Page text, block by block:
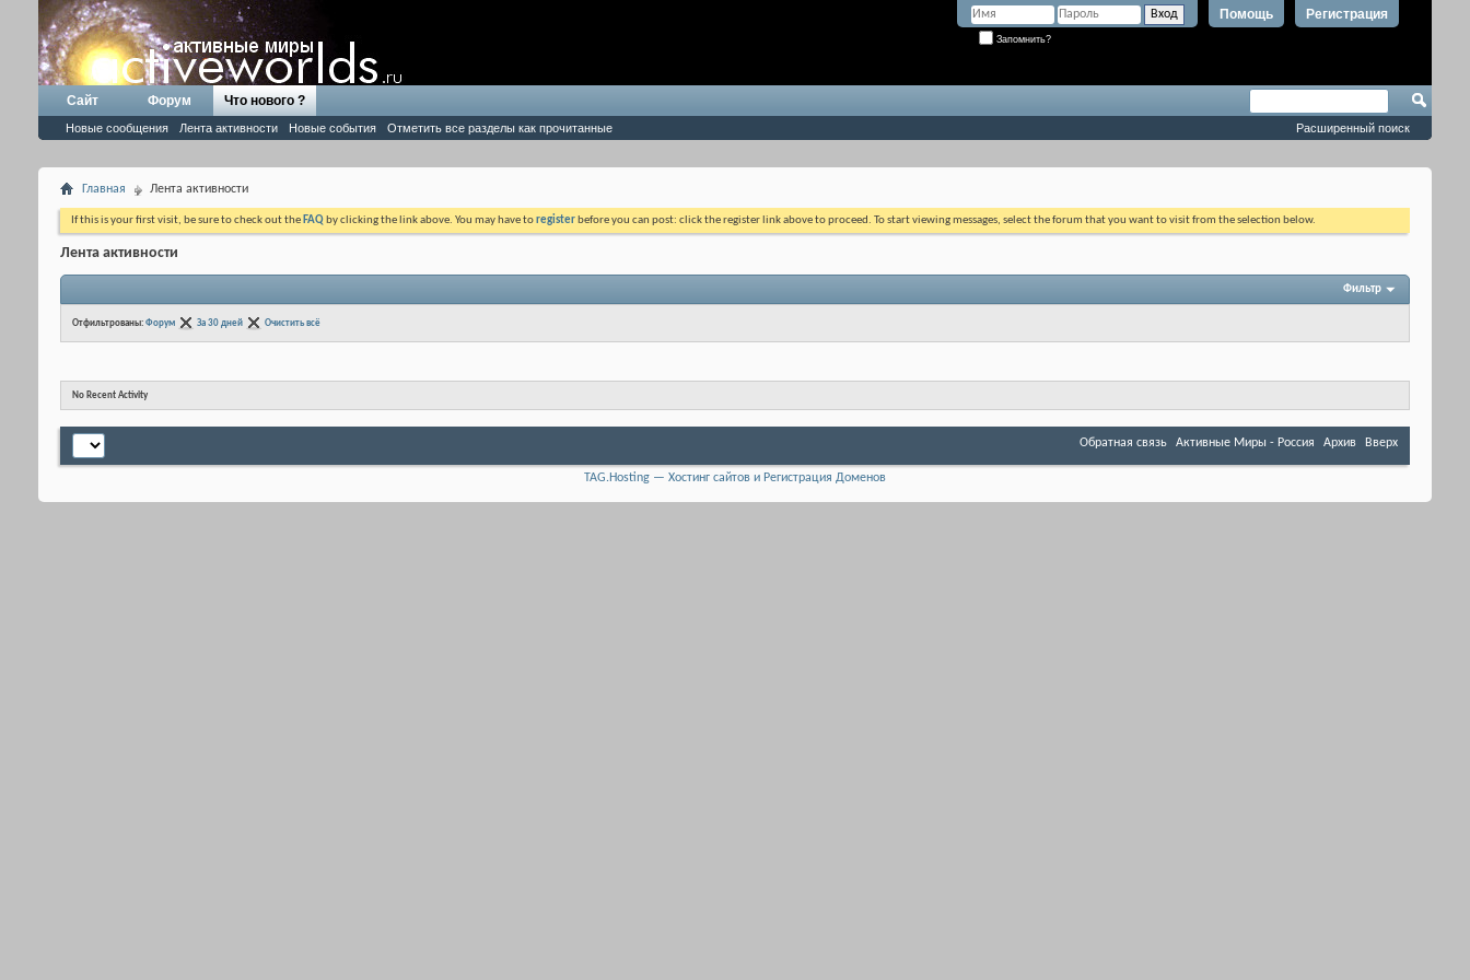
Регистрация
Помощь
Запомнить?
Сайт Форум Что нового ?
Новые сообщения Лента активности Новые события Отметить все разделы как прочитанные Расширенный поиск
Главная Лента активности
If this is your first visit, be sure to check out the FAQ by clicking the link above. You may have toregister before you can post: click the register link above to proceed. To start viewing messages, select the forum that you want to visit from the selection below.
Лента активности
Фильтр
Отфильтрованы: Форум За 30 дней Очистить всё
No Recent Activity
Обратная связь Активные Миры - Россия Архив Вверх
TAG.Hosting — Хостинг сайтов и Регистрация Доменов